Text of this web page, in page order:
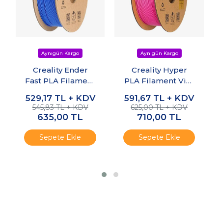
Creality Ender
Fast PLA Filament
529,17 TL + KDV
545,83 TL + KDV
635,00 TL
Sepete Ekle
Creality Hyper
PLA Filament Viva
1kg
591,67 TL + KDV
625,00 TL + KDV
710,00 TL
Sepete Ekle